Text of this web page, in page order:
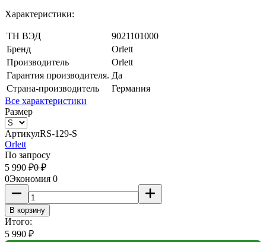
Характеристики:
ТН ВЭД
9021101000
Бренд
Orlett
Производитель
Orlett
Гарантия производителя. Да
Страна-производитель
Германия
Все характеристики
Размер
АртикулRS-129-S
Orlett
По запросу
5 990 ₽0 ₽
0Экономия 0
В корзину
Итого:
5 990 ₽